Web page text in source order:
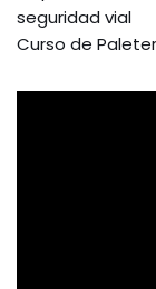
seguridad vial
Curso de